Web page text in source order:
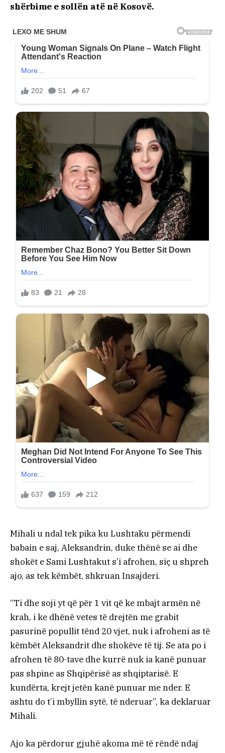
shërbime e sollën atë në Kosovë.
Mihali u ndal tek pika ku Lushtaku përmendi
babain e saj, Aleksandrin, duke thënë se ai dhe
shokët e Sami Lushtakut s’i afrohen, siç u shpreh
ajo, as tek këmbët, shkruan Insajderi.
“Ti dhe soji yt që për 1 vit që ke mbajt armën në
krah, i ke dhënë vetes të drejtën me grabit
pasurinë popullit tënd 20 vjet, nuk i afroheni as të
këmbët Aleksandrit dhe shokëve të tij. Se ata po i
afrohen të 80-tave dhe kurrë nuk ia kanë punuar
pas shpine as Shqipërisë as shqiptarisë. E
kundërta, krejt jetën kanë punuar me nder. E
ashtu do t’i mbyllin sytë, të nderuar”, ka deklaruar
Mihali.
Ajo ka përdorur gjuhë akoma më të rëndë ndaj